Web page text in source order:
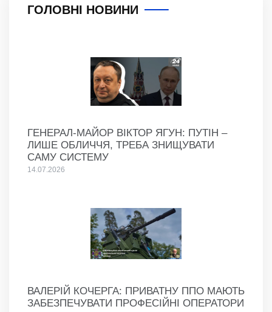
ГОЛОВНІ НОВИНИ
ГЕНЕРАЛ-МАЙОР ВІКТОР ЯГУН: ПУТІН –
ЛИШЕ ОБЛИЧЧЯ, ТРЕБА ЗНИЩУВАТИ
САМУ СИСТЕМУ
14.07.2026
ВАЛЕРІЙ КОЧЕРГА: ПРИВАТНУ ППО МАЮТЬ
ЗАБЕЗПЕЧУВАТИ ПРОФЕСІЙНІ ОПЕРАТОРИ